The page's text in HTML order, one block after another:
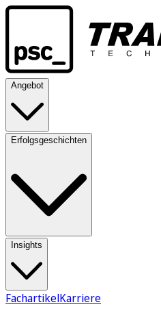
Angebot
Erfolgsgeschichten
Insights
FachartikelKarriere